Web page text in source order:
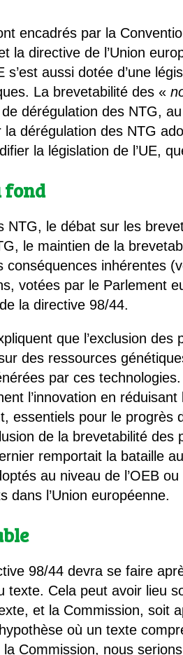
encadrés par la
la directive de l’Union
s’est aussi dotée d’une
La brevetabilité des «
dérégulation des NTG,
la dérégulation des NTG
la législation de l’UE,
fond
le débat sur les
le maintien de la
conséquences inhérentes
votées par le Parlement
la directive 98/44.
que l’exclusion
des ressources
par ces
l’innovation en
essentiels pour le progrès
de la brevetabilité
remportait la bataille
au niveau de l’OEB
dans l’Union européenne.
98/44 devra se faire
texte. Cela peut avoir lieu
et la Commission, soit
où un texte
Commission, nous